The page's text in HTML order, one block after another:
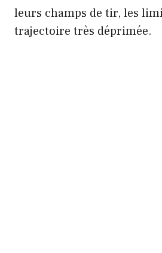
leurs champs de tir, les
trajectoire très déprimée.